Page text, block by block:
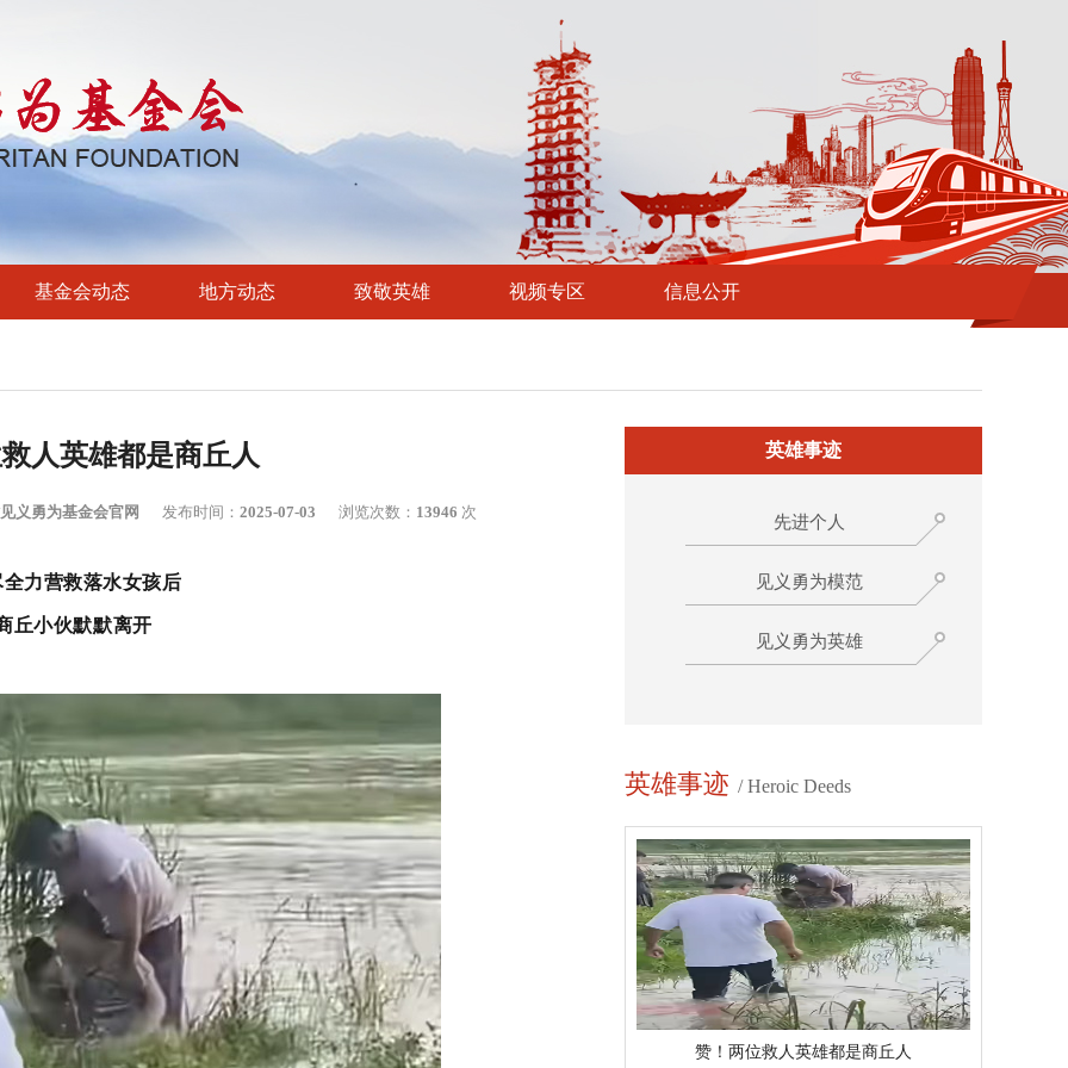
基金会动态 地方动态 致敬英雄 视频专区 信息公开
人英雄都是商丘人
义勇为基金会官网 发布时间： 2025-07-03 浏览次数： 13946 次
力营救落水女孩后
丘小伙默默离开
英雄事迹
先进个人
见义勇为模范
见义勇为英雄
英雄事迹 / Heroic Deeds
赞！两位救人英雄都是商丘人